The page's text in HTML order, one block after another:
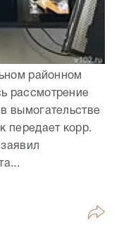
районном
рассмотрение
вымогательстве
передает корр.